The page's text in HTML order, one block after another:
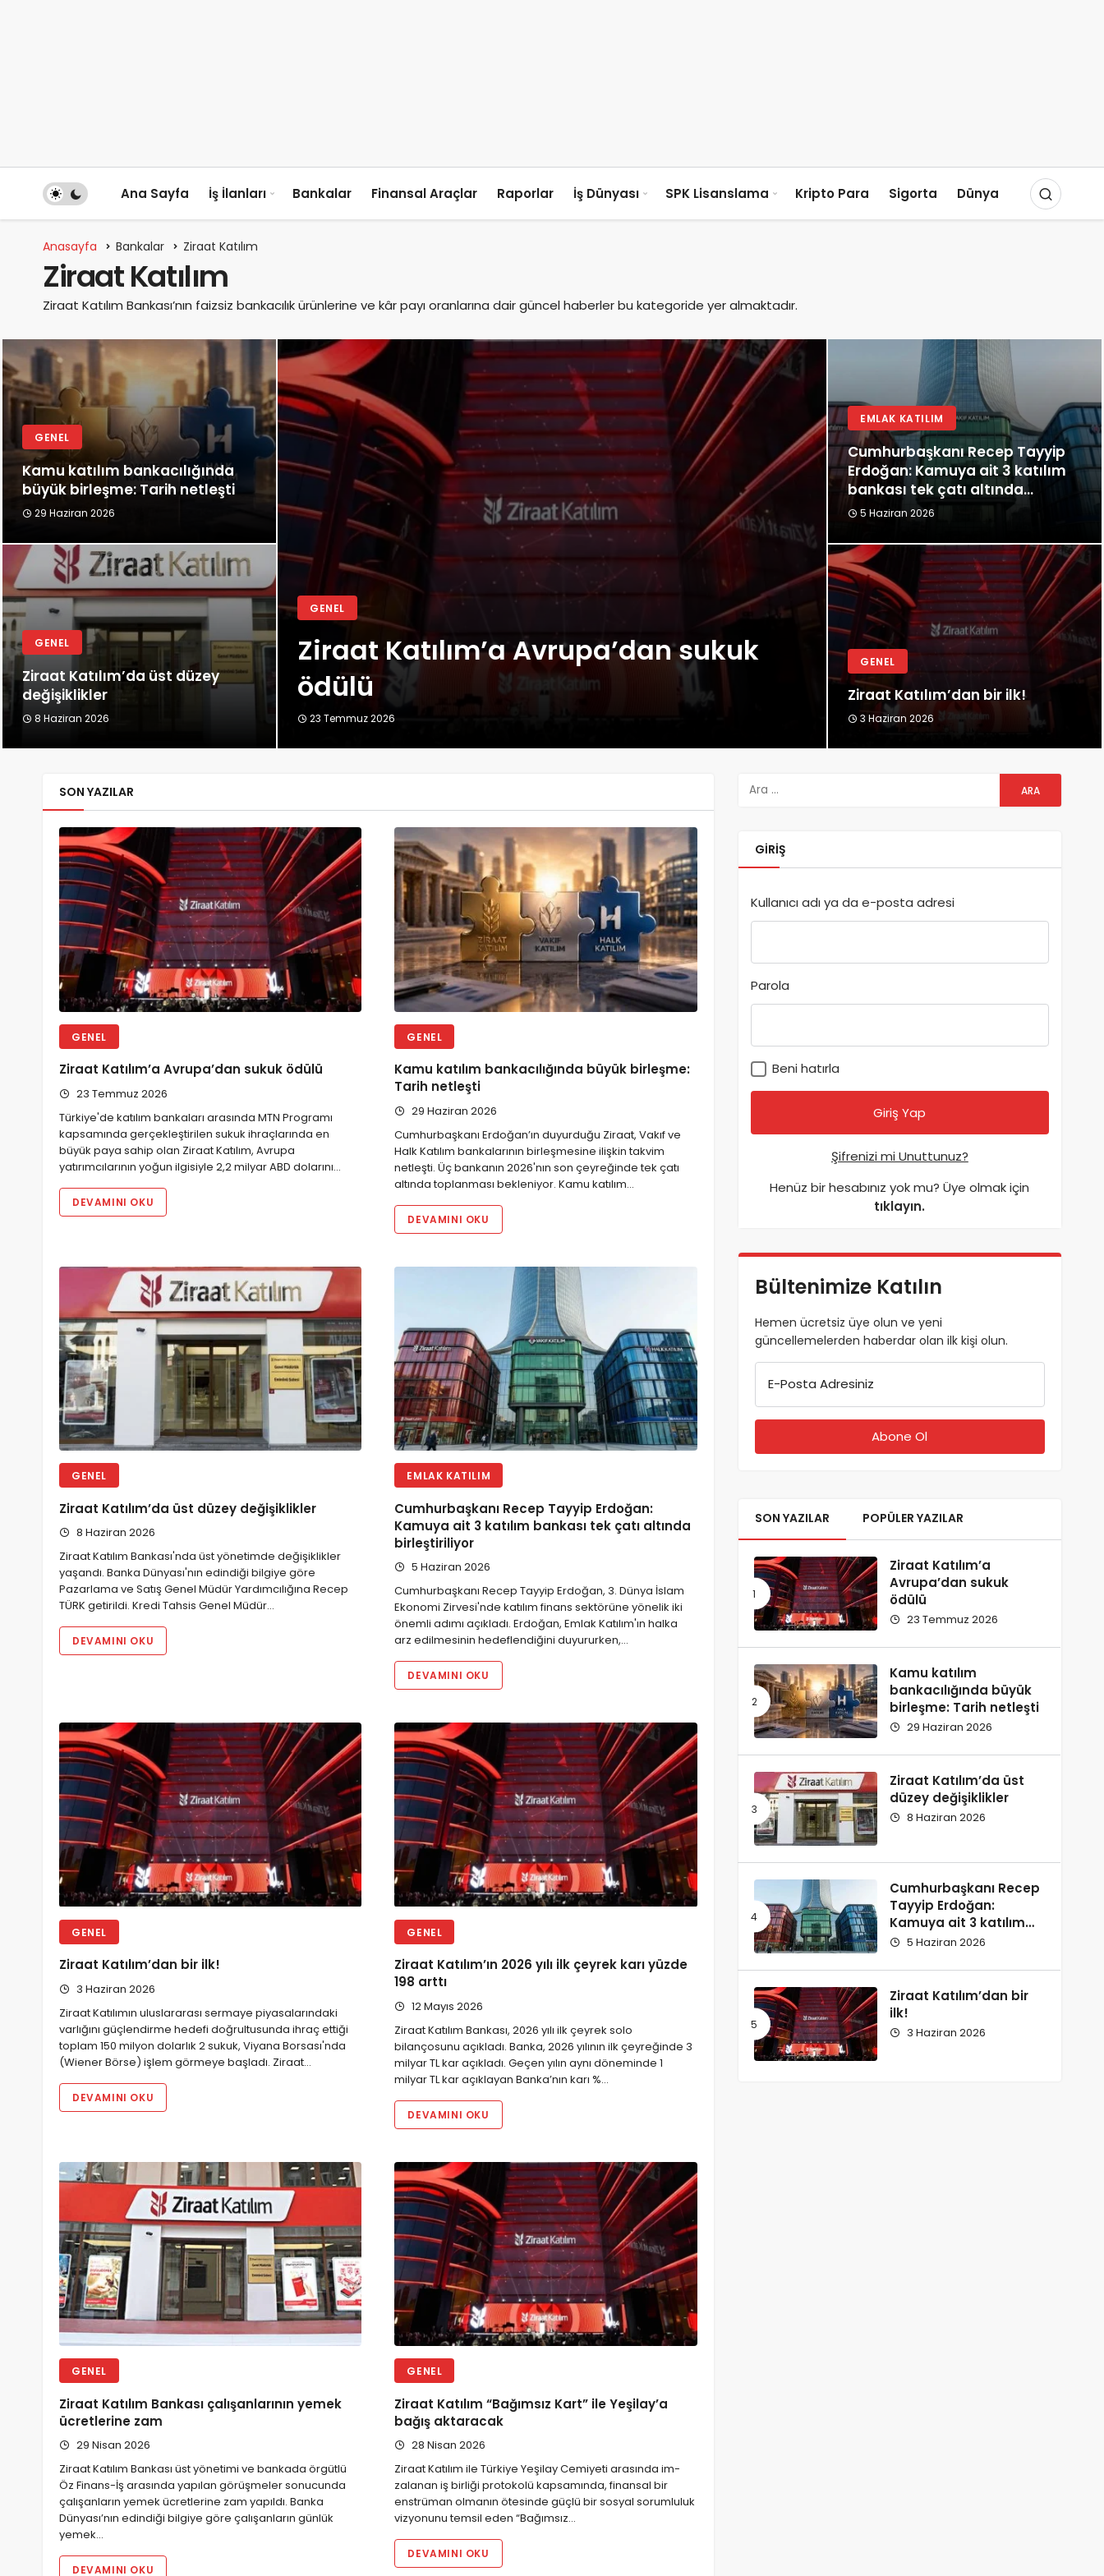
Ana Sayfa İş İlanları Bankalar Finansal Araçlar Raporlar İş Dünyası SPK Lisanslama Kripto Para Sigorta Dünya
Anasayfa Bankalar Ziraat Katılım
Ziraat Katılım
Ziraat Katılım Bankası’nın faizsiz bankacılık ürünlerine ve kâr payı oranlarına dair güncel haberler bu kategoride yer almaktadır.
GENEL
Ziraat Katılım’a Avrupa’dan sukuk
ödülü
23 Temmuz 2026
GENEL
Kamu katılım bankacılığında
büyük birleşme: Tarih netleşti
29 Haziran 2026
GENEL
Ziraat Katılım’da üst düzey
değişiklikler
8 Haziran 2026
EMLAK KATILIM
Cumhurbaşkanı Recep Tayyip
Erdoğan: Kamuya ait 3 katılım
bankası tek çatı altında
birleştiriliyor
5 Haziran 2026
GENEL
Ziraat Katılım’dan bir ilk!
3 Haziran 2026
SON YAZILAR
GENEL
Ziraat Katılım’a Avrupa’dan sukuk ödülü
23 Temmuz 2026
Türkiye'de katılım bankaları arasında MTN Programı
kapsamında gerçekleştirilen sukuk ihraçlarında en
büyük paya sahip olan Ziraat Katılım, Avrupa
yatırımcılarının yoğun ilgisiyle 2,2 milyar ABD dolarını…
DEVAMINI OKU
GENEL
Kamu katılım bankacılığında büyük birleşme:
Tarih netleşti
29 Haziran 2026
Cumhurbaşkanı Erdoğan’ın duyurduğu Ziraat, Vakıf ve
Halk Katılım bankalarının birleşmesine ilişkin takvim
netleşti. Üç bankanın 2026'nın son çeyreğinde tek çatı
altında toplanması bekleniyor. Kamu katılım…
DEVAMINI OKU
GENEL
Ziraat Katılım’da üst düzey değişiklikler
8 Haziran 2026
Ziraat Katılım Bankası'nda üst yönetimde değişiklikler
yaşandı. Banka Dünyası'nın edindiği bilgiye göre
Pazarlama ve Satış Genel Müdür Yardımcılığına Recep
TÜRK getirildi. Kredi Tahsis Genel Müdür…
DEVAMINI OKU
EMLAK KATILIM
Cumhurbaşkanı Recep Tayyip Erdoğan:
Kamuya ait 3 katılım bankası tek çatı altında
birleştiriliyor
5 Haziran 2026
Cumhurbaşkanı Recep Tayyip Erdoğan, 3. Dünya İslam
Ekonomi Zirvesi'nde katılım finans sektörüne yönelik iki
önemli adımı açıkladı. Erdoğan, Emlak Katılım'ın halka
arz edilmesinin hedeflendiğini duyururken,…
DEVAMINI OKU
GENEL
Ziraat Katılım’dan bir ilk!
3 Haziran 2026
Ziraat Katılımın uluslararası sermaye piyasalarındaki
varlığını güçlendirme hedefi doğrultusunda ihraç ettiği
toplam 150 milyon dolarlık 2 sukuk, Viyana Borsası'nda
(Wiener Börse) işlem görmeye başladı. Ziraat…
DEVAMINI OKU
GENEL
Ziraat Katılım’ın 2026 yılı ilk çeyrek karı yüzde
198 arttı
12 Mayıs 2026
Ziraat Katılım Bankası, 2026 yılı ilk çeyrek solo
bilançosunu açıkladı. Banka, 2026 yılının ilk çeyreğinde 3
milyar TL kar açıkladı. Geçen yılın aynı döneminde 1
milyar TL kar açıklayan Banka’nın karı %…
DEVAMINI OKU
GENEL
Ziraat Katılım Bankası çalışanlarının yemek
ücretlerine zam
29 Nisan 2026
Ziraat Katılım Bankası üst yönetimi ve bankada örgütlü
Öz Finans-İş arasında yapılan görüşmeler sonucunda
çalışanların yemek ücretlerine zam yapıldı. Banka
Dünyası’nın edindiği bilgiye göre çalışanların günlük
yemek…
DEVAMINI OKU
GENEL
Ziraat Katılım “Bağımsız Kart” ile Yeşilay’a
bağış aktaracak
28 Nisan 2026
Ziraat Katılım ile Türkiye Ye­şilay Cemiyeti arasında im­
zalanan iş birliği protokolü kap­samında, finansal bir
enstrüman olmanın ötesinde güçlü bir sos­yal sorumluluk
vizyonunu temsil eden “Bağımsız…
DEVAMINI OKU
GIRIŞ
Kullanıcı adı ya da e-posta adresi
Parola
Beni hatırla
Şifrenizi mi Unuttunuz?
Henüz bir hesabınız yok mu? Üye olmak için
tıklayın.
Bültenimize Katılın
Hemen ücretsiz üye olun ve yeni
güncellemelerden haberdar olan ilk kişi olun.
E-Posta Adresiniz
SON YAZILAR POPÜLER YAZILAR
Ziraat Katılım’a
Avrupa’dan sukuk
ödülü
23 Temmuz 2026
Kamu katılım
bankacılığında büyük
birleşme: Tarih netleşti
29 Haziran 2026
Ziraat Katılım’da üst
düzey değişiklikler
8 Haziran 2026
Cumhurbaşkanı Recep
Tayyip Erdoğan:
Kamuya ait 3 katılım
bankası tek çatı
5 Haziran 2026
Ziraat Katılım’dan bir
ilk!
3 Haziran 2026